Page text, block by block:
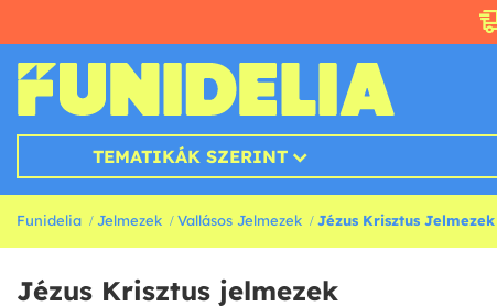
TEMATIKÁK SZERINT
Funidelia Jelmezek Vallásos Jelmezek Jézus Krisztus Jelmezek
Jézus Krisztus jelmezek